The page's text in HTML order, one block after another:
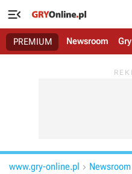

PREMIUM Newsroom Gry
www.gry-online.pl  Newsroom